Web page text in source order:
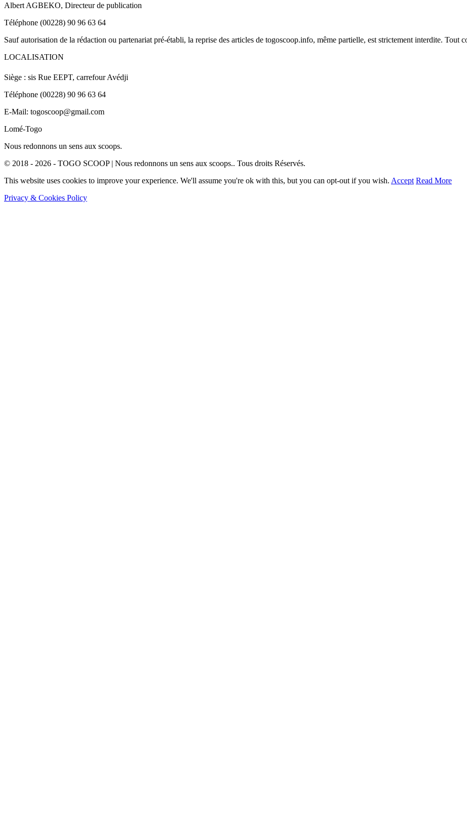
Albert AGBEKO, Directeur de publication
Téléphone (00228) 90 96 63 64
Sauf autorisation de la rédaction ou partenariat pré-établi, la reprise des articles de togoscoop.info, même partielle, est strictement interdite. Tout
LOCALISATION
Siège : sis Rue EEPT, carrefour Avédji
Téléphone (00228) 90 96 63 64
E-Mail: togoscoop@gmail.com
Lomé-Togo
Nous redonnons un sens aux scoops.
© 2018 - 2026 - TOGO SCOOP | Nous redonnons un sens aux scoops.. Tous droits Réservés.
This website uses cookies to improve your experience. We'll assume you're ok with this, but you can opt-out if you wish. Accept Read More
Privacy & Cookies Policy